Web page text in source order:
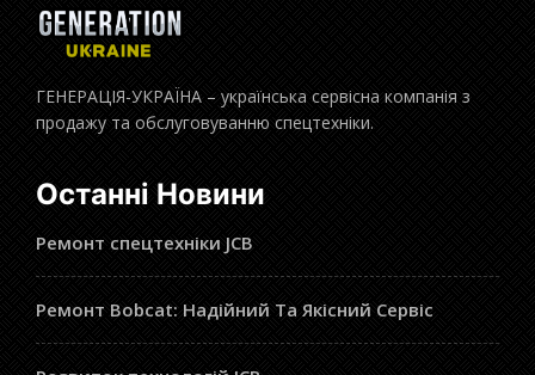
ГЕНЕРАЦІЯ-УКРАЇНА – українська сервісна компанія з
продажу та обслуговуванню спецтехніки.
Останні Новини
Ремонт спецтехніки JCB
Ремонт Bobcat: Надійний Та Якісний Сервіс